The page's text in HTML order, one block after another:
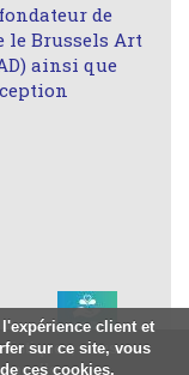
de
le Brussels Art
ainsi que
nous ne
client et
sur ce site, vous
ces cookies.